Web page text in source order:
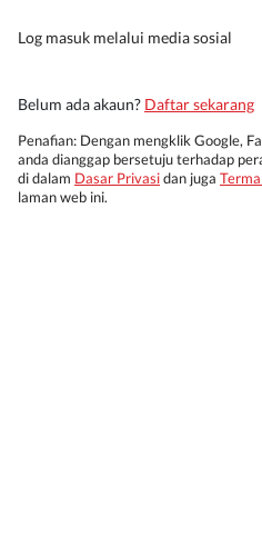
Log masuk melalui media sosial
Belum ada akaun? Daftar sekarang
Penafian: Dengan mengklik Google,
anda dianggap bersetuju terhadap
di dalam Dasar Privasidan juga
laman web ini.